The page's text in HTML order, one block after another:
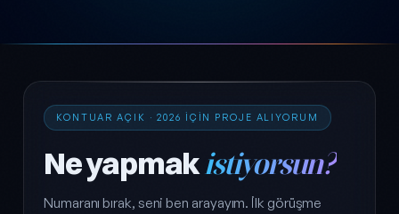
KONTUAR AÇIK · 2026 IÇIN PROJE ALIYORUM
Ne yapmakistiyorsun?
Numaranı bırak, seni ben arayayım. İlk görüşme